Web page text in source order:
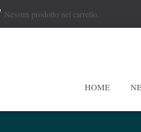
Nessun prodotto nel carrello.
HOME